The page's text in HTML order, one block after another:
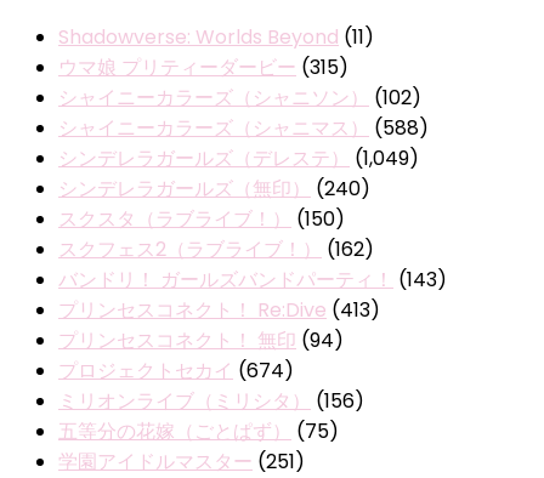
Shadowverse: Worlds Beyond (11)
ウマ娘 プリティーダービー (315)
シャイニーカラーズ（シャニソン）
(102)
シャイニーカラーズ（シャニマス）
(588)
シンデレラガールズ（デレステ）
(1,049)
シンデレラガールズ（無印）
(240)
スクスタ（ラブライブ！）
(150)
スクフェス2（ラブライブ！）
(162)
バンドリ！ ガールズバンドパーティ！ (143)
プリンセスコネクト！ Re:Dive (413)
プリンセスコネクト！ 無印 (94)
プロジェクトセカイ (674)
ミリオンライブ（ミリシタ）
(156)
五等分の花嫁（ごとぱず）
(75)
学園アイドルマスター (251)